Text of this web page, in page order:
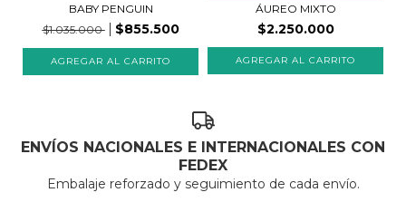
BABY PENGUIN
$1.035.000
$855.500
ÁUREO MIXTO
$2.250.000
ENVÍOS NACIONALES E INTERNACIONALES CON
FEDEX
Embalaje reforzado y seguimiento de cada envío.